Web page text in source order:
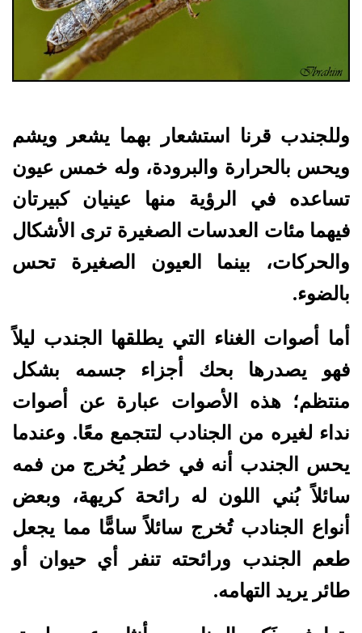
وللجندب قرنا استشعار بهما يشعر ويشم
ويحس بالحرارة والبرودة، وله خمس عيون
تساعده في الرؤية منها عينيان كبيرتان
فيهما مئات العدسات الصغيرة ترى الأشكال
والحركات، بينما العيون الصغيرة تحس
بالضوء.
أما أصوات الغناء التي يطلقها الجندب ليلاً
فهو يصدرها بحك أجزاء جسمه بشكل
منتظم؛ هذه الأصوات عبارة عن أصوات
نداء لغيره من الجنادب لتتجمع معًا. وعندما
يحس الجندب أنه في خطر يُخرج من فمه
سائلاً بُني اللون له رائحة كريهة، وبعض
أنواع الجنادب تُخرج سائلاً سامًّا مما يجعل
طعم الجندب ورائحته تنفر أي حيوان أو
طائر يريد التهامه.